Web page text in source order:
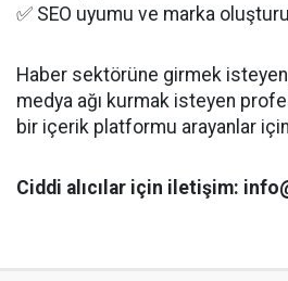
✅ SEO uyumu ve marka
Haber sektörüne girmek isteyen
medya ağı kurmak isteyen
bir içerik platformu arayanlar
Ciddi alıcılar için iletişim: